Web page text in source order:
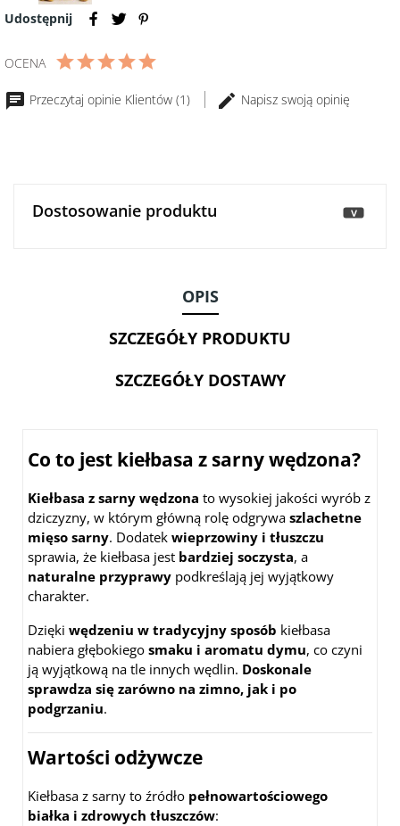
z
BIO
80g
Figi
bezglutenowe
BIO
Udostępnij
OCENA
Przeczytaj opinie Klientów (1) Napisz swoją opinię
Dostosowanie produktu >
OPIS
SZCZEGÓŁY PRODUKTU
SZCZEGÓŁY DOSTAWY
Co to jest kiełbasa z sarny wędzona?
Kiełbasa z sarny wędzona to wysokiej jakości wyrób z
dziczyzny, w którym główną rolę odgrywa szlachetne
mięso sarny. Dodatek wieprzowiny i tłuszczu
sprawia, że kiełbasa jest bardziej soczysta, a
naturalne przyprawy podkreślają jej wyjątkowy
charakter.
Dzięki wędzeniu w tradycyjny sposób kiełbasa
nabiera głębokiego smaku i aromatu dymu, co czyni
ją wyjątkową na tle innych wędlin. Doskonale
sprawdza się zarówno na zimno, jak i po
podgrzaniu.
Wartości odżywcze
Kiełbasa z sarny to źródło pełnowartościowego
białka i zdrowych tłuszczów: